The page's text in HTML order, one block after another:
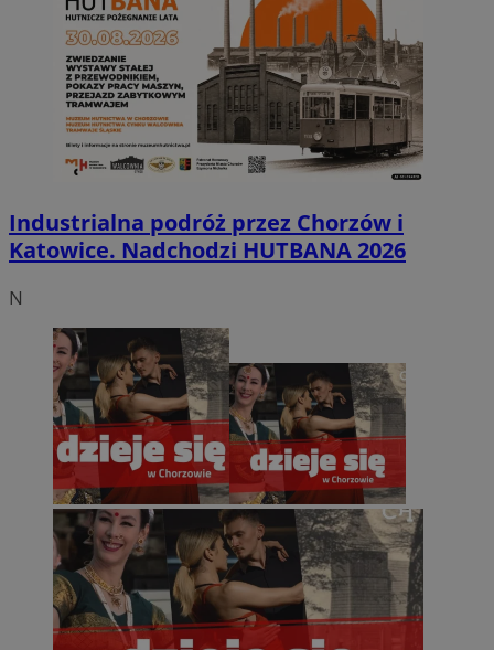
Industrialna podróż przez Chorzów i
Katowice. Nadchodzi HUTBANA 2026
N